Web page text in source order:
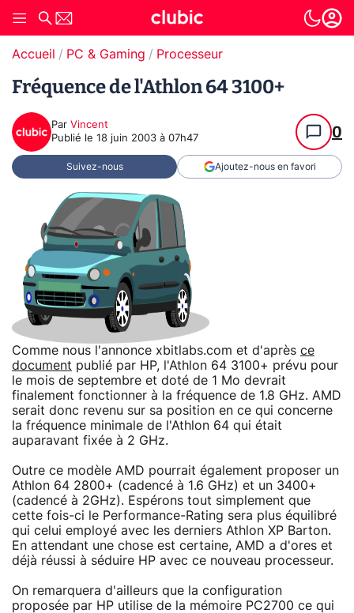
Accueil PC & Gaming Processeur
Fréquence de l'Athlon 64 3100+
Par Vincent
Publié le 18 juin 2003 à 07h47 0
Suivez-nous Ajoutez-nous en favori
Comme nous l'annonce xbitlabs.com et d'après ce
document publié par HP, l'Athlon 64 3100+ prévu pour
le mois de septembre et doté de 1 Mo devrait
finalement fonctionner à la fréquence de 1.8 GHz. AMD
serait donc revenu sur sa position en ce qui concerne
la fréquence minimale de l'Athlon 64 qui était
auparavant fixée à 2 GHz.
Outre ce modèle AMD pourrait également proposer un
Athlon 64 2800+ (cadencé à 1.6 GHz) et un 3400+
(cadencé à 2GHz). Espérons tout simplement que
cette fois-ci le Performance-Rating sera plus équilibré
qui celui employé avec les derniers Athlon XP Barton.
En attendant une chose est certaine, AMD a d'ores et
déjà réussi à séduire HP avec ce nouveau processeur.
On remarquera d'ailleurs que la configuration
proposée par HP utilise de la mémoire PC2700 ce qui